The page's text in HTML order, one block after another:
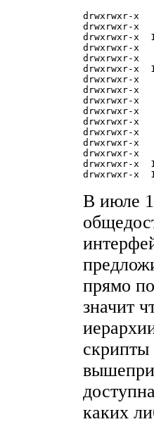
drwxrwxr-x
drwxrwxr-x
drwxrwxr-x
drwxrwxr-x
drwxrwxr-x
drwxrwxr-x
drwxrwxr-x
drwxrwxr-x
drwxrwxr-x
drwxrwxr-x
drwxrwxr-x
drwxrwxr-x
drwxrwxr-x
drwxrwxr-x
drwxrwxr-x
В июле
прямо
значит
каких